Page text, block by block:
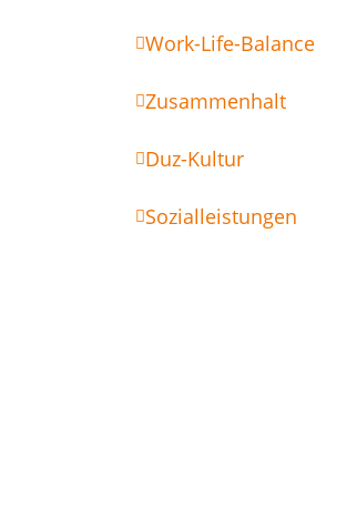
Work-Life-Balance
Zusammenhalt
Duz-Kultur
Sozialleistungen